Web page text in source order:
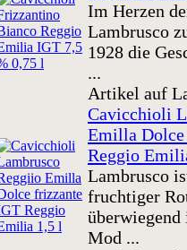
Im Herzen
Lambrusco
1928 die
...
Artikel auf
Cavicchioli
Emilla
Reggio
Lambrusco
fruchtiger
überwiegend
Mod ...